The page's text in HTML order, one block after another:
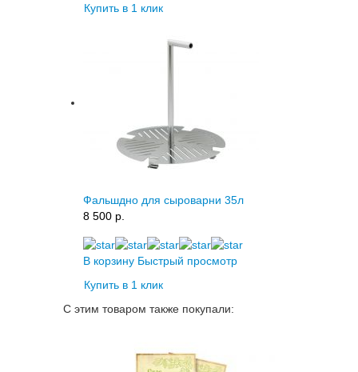
Купить в 1 клик
Фальшдно для сыроварни 35л
8 500 p.
В корзину Быстрый просмотр
Купить в 1 клик
С этим товаром также покупали: